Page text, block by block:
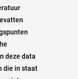
deze data
die in staat